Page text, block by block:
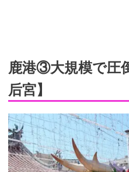
鹿港③大規模で圧
后宮】